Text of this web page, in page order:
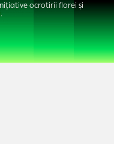
ocrotirii florei și